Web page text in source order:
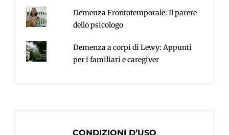
Demenza Frontotemporale: Il parere
dello psicologo
Demenza a corpi di Lewy: Appunti
per i familiari e caregiver
CONDIZIONI D’USO